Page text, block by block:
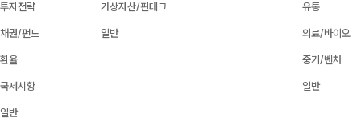
투자전략
채권/펀드
환율
국제시황
일반
가상자산/핀테크
일반
유통
의료/바이오
중기/벤처
일반